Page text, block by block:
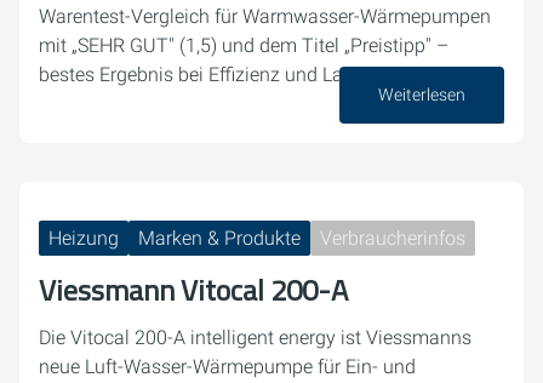
Warentest-Vergleich für Warmwasser-Wärmepumpen
mit „SEHR GUT" (1,5) und dem Titel „Preistipp" –
bestes Ergebnis bei Effizienz und Lautstärke.
Weiterlesen
Heizung Marken & Produkte Verbraucherinfos
Viessmann Vitocal 200-A
Die Vitocal 200-A intelligent energy ist Viessmanns
neue Luft-Wasser-Wärmepumpe für Ein- und